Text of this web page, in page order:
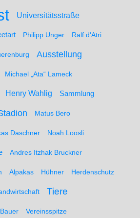
Universitätsstraße
Philipp Unger Ralf d'Atri
Ausstellung
Michael „Ata“ Lameck
Henry Wahlig Sammlung
Matus Bero
Daschner Noah Loosli
Andres Itzhak Bruckner
Alpakas Hühner Herdenschutz
Tiere
Vereinsspitze